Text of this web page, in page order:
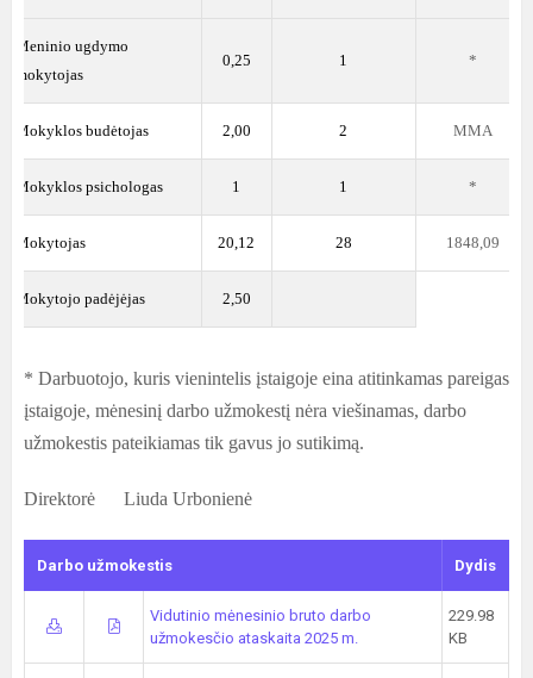
Meninio ugdymo
mokytojas
0,25 1 *
Mokyklos budėtojas 2,00 2 MMA
Mokyklos psichologas 1 1 *
Mokytojas 20,12 28 1848,09
Mokytojo padėjėjas 2,50
* Darbuotojo, kuris vienintelis įstaigoje eina atitinkamas pareigas
įstaigoje, mėnesinį darbo užmokestį nėra viešinamas, darbo
užmokestis pateikiamas tik gavus jo sutikimą.
Direktorė Liuda Urbonienė
Darbo užmokestis Dydis
Vidutinio mėnesinio bruto darbo
užmokesčio ataskaita 2025 m.
229.98
KB